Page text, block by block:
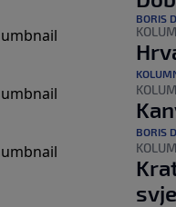
BORIS
BORIS